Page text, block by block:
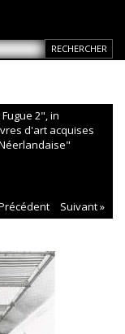
2", in
d'art acquises
Suivant »